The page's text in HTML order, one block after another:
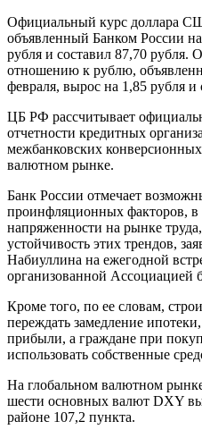
Официальный курс доллара
объявленный Банком России
рубля и составил 87,70 рубля.
отношению к рублю,
февраля, вырос на 1,85 рубля и
ЦБ РФ рассчитывает
отчетности кредитных
межбанковских
валютном рынке.
Банк России отмечает
проинфляционных факторов, в
напряженности на рынке
устойчивость этих трендов,
Набиуллина на ежегодной
организованной Ассоциацией
Кроме того, по ее словам,
переждать замедление
прибыли, а граждане при
использовать собственные
На глобальном валютном
шести основных валют DXY
районе 107,2 пункта.